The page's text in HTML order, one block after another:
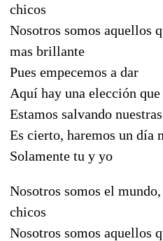
chicos
Nosotros somos aquellos
mas brillante
Pues empecemos a dar
Aquí hay una elección
Estamos salvando
Es cierto, haremos un día
Solamente tu y yo
Nosotros somos el
chicos
Nosotros somos aquellos